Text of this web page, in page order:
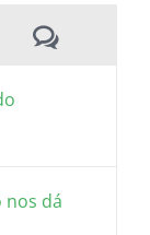
nos dá